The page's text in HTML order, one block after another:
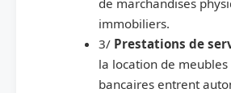
immobiliers.
3/ Prestations de
la location de
bancaires entrent